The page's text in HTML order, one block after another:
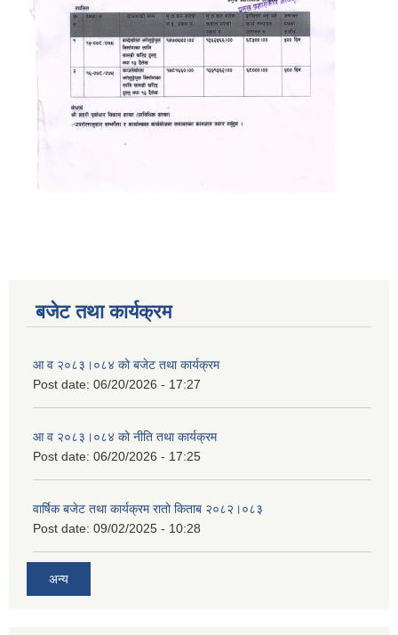
बजेट तथा कार्यक्रम
आ व २०८३।०८४ को बजेट तथा कार्यक्रम
Post date: 06/20/2026 - 17:27
आ व २०८३।०८४ को नीति तथा कार्यक्रम
Post date: 06/20/2026 - 17:25
वार्षिक बजेट तथा कार्यक्रम रातो किताब २०८२।०८३
Post date: 09/02/2025 - 10:28
अन्य